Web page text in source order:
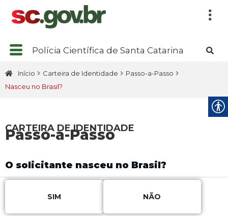
Polícia Científica de Santa Catarina
Início Carteira de Identidade
Passo-a-Passo
Nasceu no Brasil?
CARTEIRA DE IDENTIDADE
Passo-a-Passo
O solicitante nasceu no Brasil?
SIM NÃO